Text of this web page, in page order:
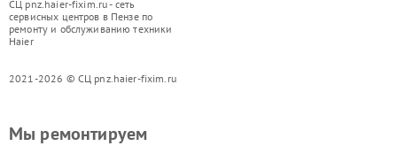
СЦ pnz.haier-fixim.ru - сеть
сервисных центров в Пензе по
ремонту и обслуживанию техники
Haier
2021-2026 © СЦ pnz.haier-fixim.ru
Мы ремонтируем